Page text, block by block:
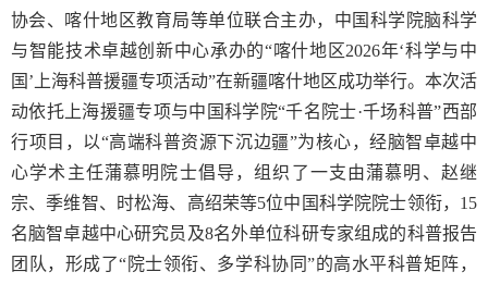
协会、喀什地区教育局等单位联合主办，中国科学院脑科学
与智能技术卓越创新中心承办的“喀什地区2026年‘科学与中
国’上海科普援疆专项活动”在新疆喀什地区成功举行。本次活
动依托上海援疆专项与中国科学院“千名院士·千场科普”西部
行项目，以“高端科普资源下沉边疆”为核心，经脑智卓越中
心学术主任蒲慕明院士倡导，组织了一支由蒲慕明、赵继
宗、季维智、时松海、高绍荣等5位中国科学院院士领衔， 15
名脑智卓越中心研究员及8名外单位科研专家组成的科普报告
团队，形成了“院士领衔、多学科协同”的高水平科普矩阵，